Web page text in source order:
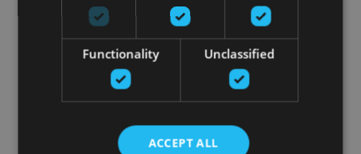
Functionality Unclassified
ACCEPT ALL